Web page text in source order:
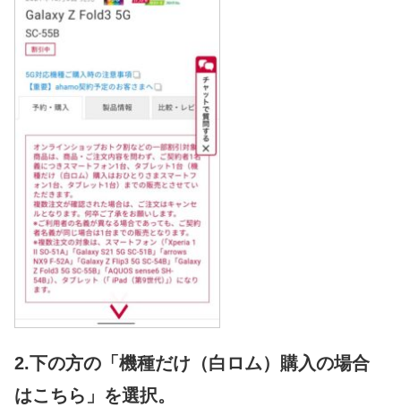
2.下の方の「機種だけ（白ロム）購入の場合
はこちら」を選択。